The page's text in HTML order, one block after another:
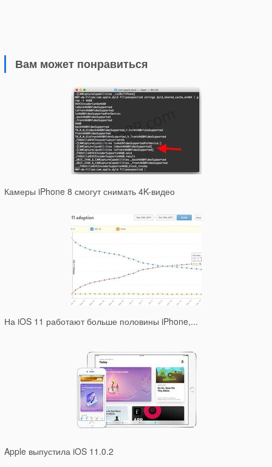
Вам может понравиться
Камеры iPhone 8 смогут снимать 4K-видео
На iOS 11 работают больше половины iPhone,...
Apple выпустила iOS 11.0.2